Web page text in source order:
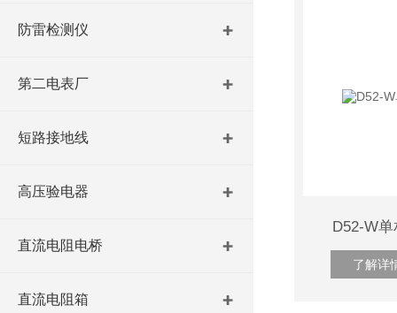
防雷检测仪
第二电表厂
短路接地线
高压验电器
直流电阻电桥
直流电阻箱
D52-W
了解详